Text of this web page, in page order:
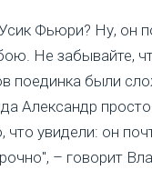
Фьюри? Ну, он
Не забывайте,
поединка были
Александр
что увидели: он
– говорит